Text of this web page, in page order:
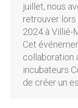
juillet, nous
retrouver lors
2024 à Villié-
Cet
collaboration
incubateurs
de créer un